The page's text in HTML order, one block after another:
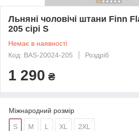
Льняні чоловічі штани Finn
205 сірі S
Немає в наявності
Код: BAS-20024-205
Роздріб
1 290 ₴
Міжнародний розмір
S M L XL 2XL